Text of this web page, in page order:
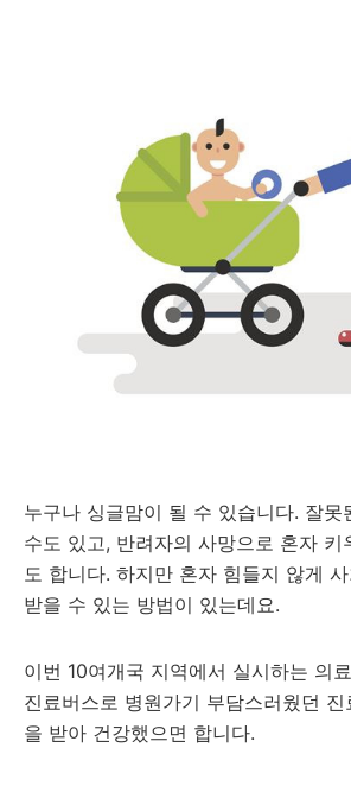
누구나 싱글맘이 될 수 있습니다. 잘못
수도 있고, 반려자의 사망으로 혼자 키
도 합니다. 하지만 혼자 힘들지 않게
받을 수 있는 방법이 있는데요.
이번 10여개국 지역에서 실시하는 의
진료버스로 병원가기 부담스러웠던
을 받아 건강했으면 합니다.